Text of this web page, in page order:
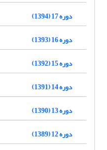
دوره 17 (1394)
دوره 16 (1393)
دوره 15 (1392)
دوره 14 (1391)
دوره 13 (1390)
دوره 12 (1389)